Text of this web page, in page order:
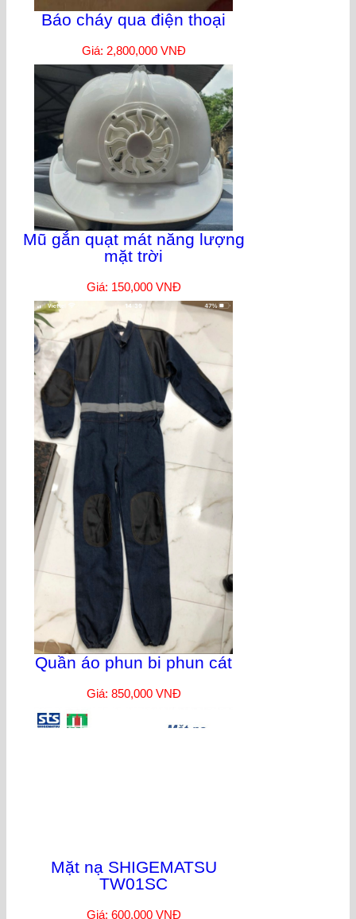
Báo cháy qua điện thoại
Giá: 2,800,000 VNĐ
Mũ gắn quạt mát năng lượng
mặt trời
Giá: 150,000 VNĐ
Quần áo phun bi phun cát
Giá: 850,000 VNĐ
Mặt nạ SHIGEMATSU
TW01SC
Giá: 600,000 VNĐ